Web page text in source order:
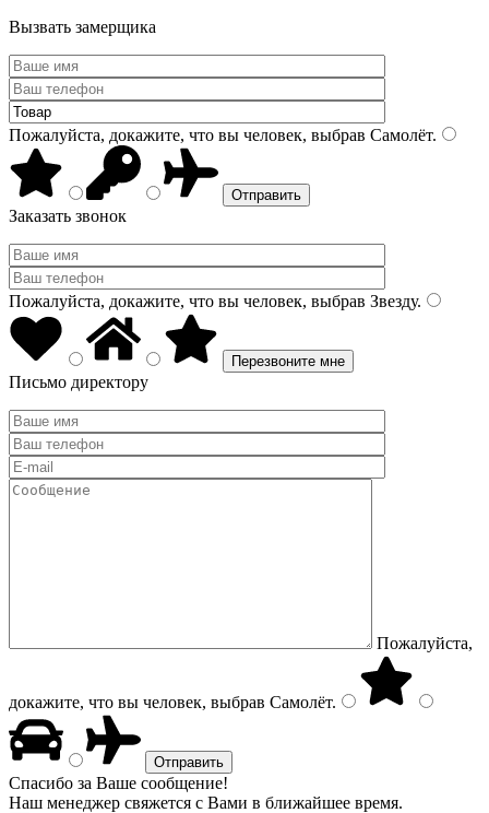
Вызвать замерщика
Пожалуйста, докажите, что вы человек, выбрав Самолёт.
Заказать звонок
Пожалуйста, докажите, что вы человек, выбрав Звезду.
Письмо директору
Пожалуйста,
докажите, что вы человек, выбрав Самолёт.
Спасибо за Ваше сообщение!
Наш менеджер свяжется с Вами в ближайшее время.